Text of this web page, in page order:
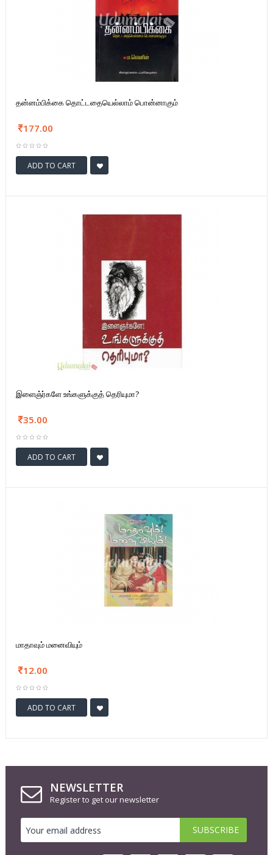
தன்னம்பிக்கை தொட்டதையெல்லாம் பொன்னாகும்
177.00
ADD TO CART
இளைஞ்ர்களே உங்களுக்குத் தெரியுமா?
35.00
ADD TO CART
மாதாவும் மனைவியும்
12.00
ADD TO CART
NEWSLETTER
Register to get our newsletter